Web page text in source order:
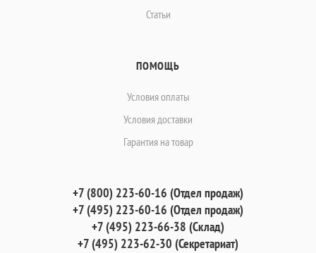
Статьи
ПОМОЩЬ
Условия оплаты
Условия доставки
Гарантия на товар
+7 (800) 223-60-16 (Отдел продаж)
+7 (495) 223-60-16 (Отдел продаж)
+7 (495) 223-66-38 (Склад)
+7 (495) 223-62-30 (Секретариат)